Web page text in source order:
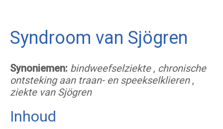
Syndroom van Sjögren
Synoniemen: bindweefselziekte, chronische
ontsteking aan traan- en speekselklieren,
ziekte van Sjögren
Inhoud